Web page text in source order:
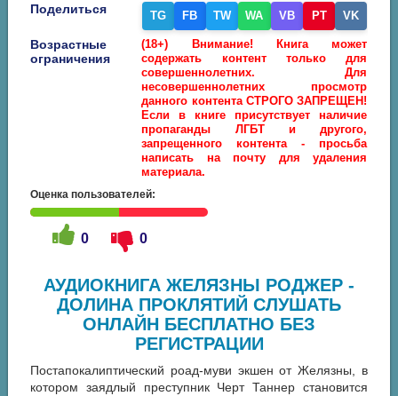
Поделиться TG FB TW WA VB PT VK
Возрастные
ограничения
(18+) Внимание! Книга может
содержать контент только для
совершеннолетних. Для
несовершеннолетних просмотр
данного контента СТРОГО ЗАПРЕЩЕН!
Если в книге присутствует наличие
пропаганды ЛГБТ и другого,
запрещенного контента - просьба
написать на почту для удаления
материала.
Оценка пользователей:
0 0
АУДИОКНИГА ЖЕЛЯЗНЫ РОДЖЕР -
ДОЛИНА ПРОКЛЯТИЙ СЛУШАТЬ
ОНЛАЙН БЕСПЛАТНО БЕЗ
РЕГИСТРАЦИИ
Постапокалиптический роад-муви экшен от Желязны, в
котором заядлый преступник Черт Таннер становится